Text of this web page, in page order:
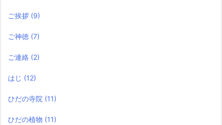
ご挨拶 (9)
ご神徳 (7)
ご連絡 (2)
はじ (12)
ひだの寺院 (11)
ひだの植物 (11)